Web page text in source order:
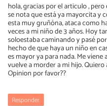
hola, gracias por el articulo ,
se nota que está ya mayorcita y
esta muy gruñóna, ataca como
veces a mi niño de 3 años. Hoy
soloestaba caminando y pasé
hecho de que haya un niño en
es mayor ya para nada. Me
vuelve a morder a mi hijo.
Opinion por favor??
Responder